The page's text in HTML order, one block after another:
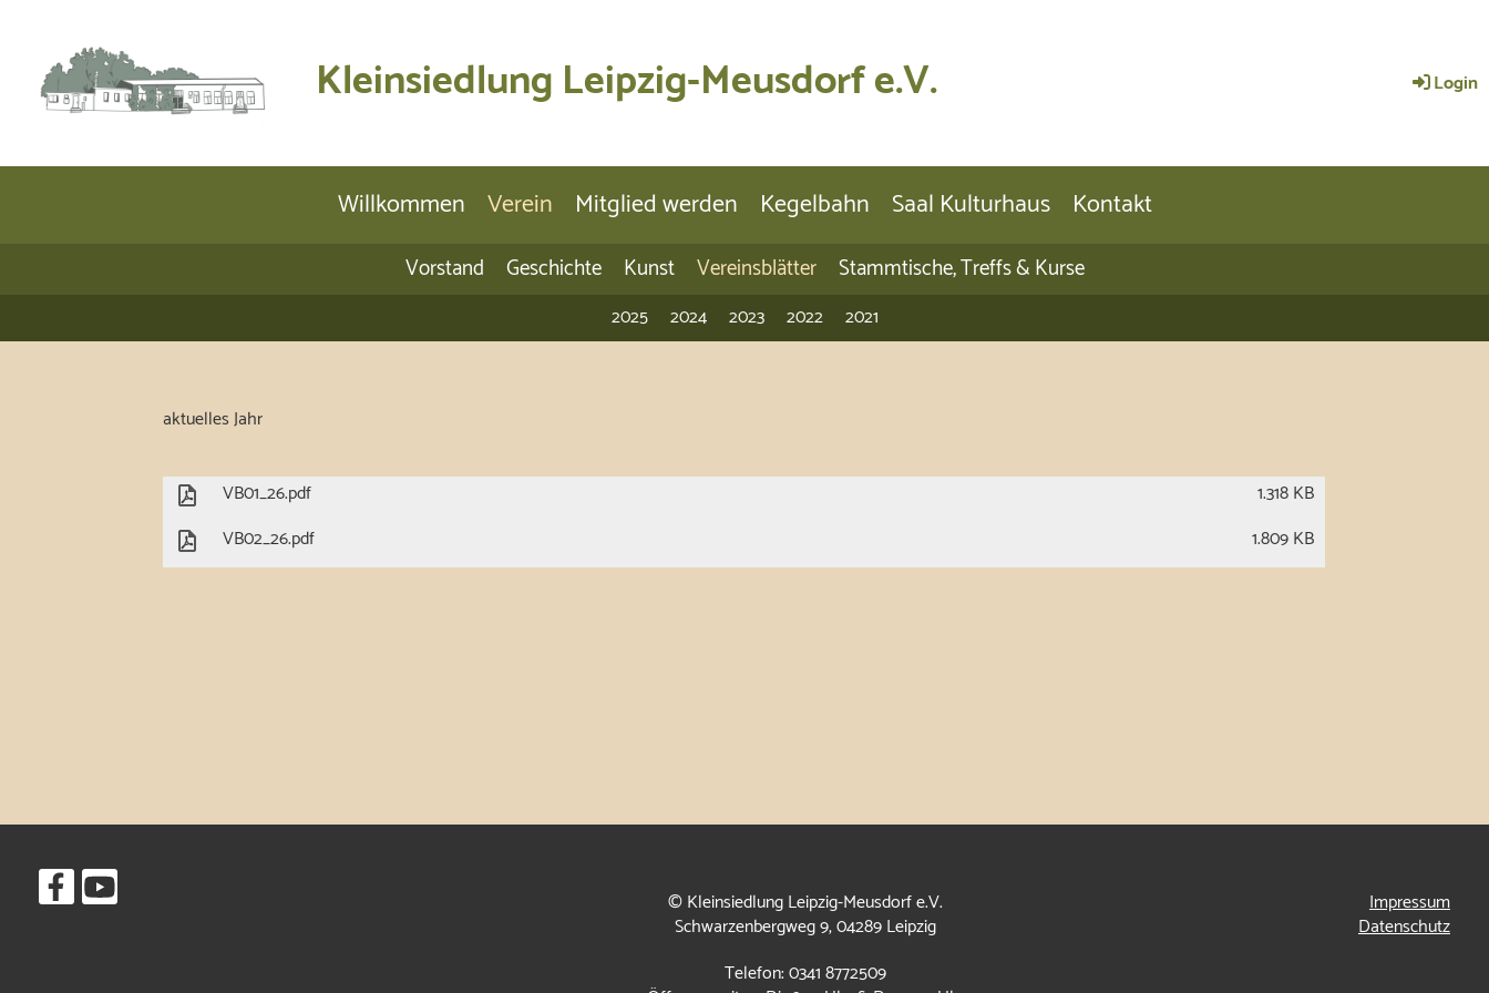
Kleinsiedlung Leipzig-Meusdorf e.V. Login
Willkommen Verein Mitglied werden Kegelbahn Saal Kulturhaus Kontakt
Vorstand Geschichte Kunst Vereinsblätter Stammtische, Treffs & Kurse
2025 2024 2023 2022 2021
aktuelles Jahr
VB01_26.pdf
1.318 KB
VB02_26.pdf
1.809 KB
© Kleinsiedlung Leipzig-Meusdorf e.V.
Schwarzenbergweg 9, 04289 Leipzig
Telefon: 0341 8772509
Impressum
Datenschutz